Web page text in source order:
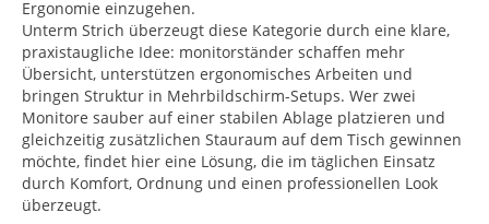
Ergonomie einzugehen.
Unterm Strich überzeugt diese Kategorie durch eine klare,
praxistaugliche Idee: monitorständer schaffen mehr
Übersicht, unterstützen ergonomisches Arbeiten und
bringen Struktur in Mehrbildschirm-Setups. Wer zwei
Monitore sauber auf einer stabilen Ablage platzieren und
gleichzeitig zusätzlichen Stauraum auf dem Tisch gewinnen
möchte, findet hier eine Lösung, die im täglichen Einsatz
durch Komfort, Ordnung und einen professionellen Look
überzeugt.